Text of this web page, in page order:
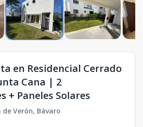
en Residencial Cerrado
Cana | 2
+ Paneles Solares
de Verón, Bávaro